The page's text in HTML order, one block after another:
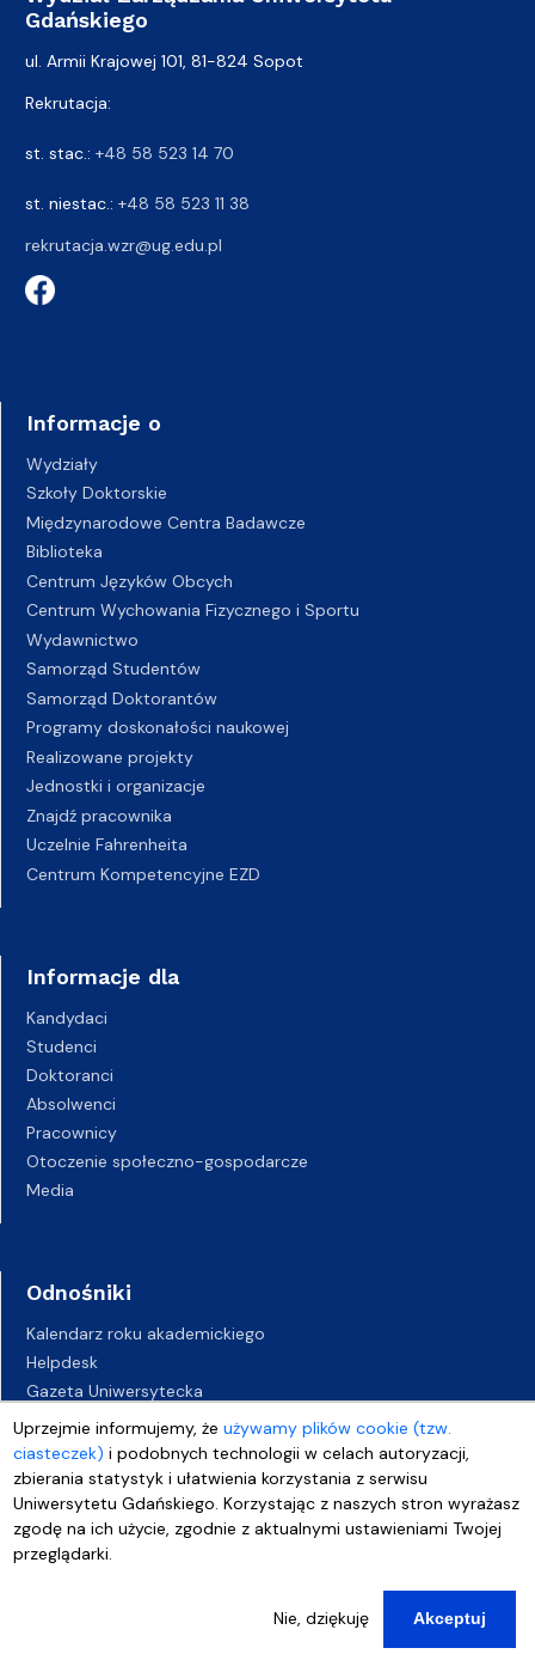
Uprzejmie informujemy, żeużywamy plików cookie (tzw.
ciasteczek) i podobnych technologii w celach autoryzacji,
zbierania statystyk i ułatwienia korzystania z serwisu
Uniwersytetu Gdańskiego. Korzystając z naszych stron wyrażasz
zgodę na ich użycie, zgodnie z aktualnymi ustawieniami Twojej
przeglądarki.
Nie, dziękuję Akceptuj
Gdańskiego
ul. Armii Krajowej 101, 81-824 Sopot
Rekrutacja:
st. stac.: +48 58 523 14 70
st. niestac.: +48 58 523 11 38
rekrutacja.wzr@ug.edu.pl
Informacje o
Wydziały
Szkoły Doktorskie
Międzynarodowe Centra Badawcze
Biblioteka
Centrum Języków Obcych
Centrum Wychowania Fizycznego i Sportu
Wydawnictwo
Samorząd Studentów
Samorząd Doktorantów
Programy doskonałości naukowej
Realizowane projekty
Jednostki i organizacje
Znajdź pracownika
Uczelnie Fahrenheita
Centrum Kompetencyjne EZD
Informacje dla
Kandydaci
Studenci
Doktoranci
Absolwenci
Pracownicy
Otoczenie społeczno-gospodarcze
Media
Odnośniki
Kalendarz roku akademickiego
Helpdesk
Gazeta Uniwersytecka
Kampusy UG
Biuro Karier UG
Oferty pracy
Deklaracja dostępności